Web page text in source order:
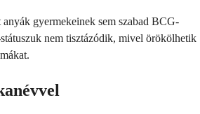
gyermekeinek sem szabad BCG-
nem tisztázódik, mivel örökölhetik